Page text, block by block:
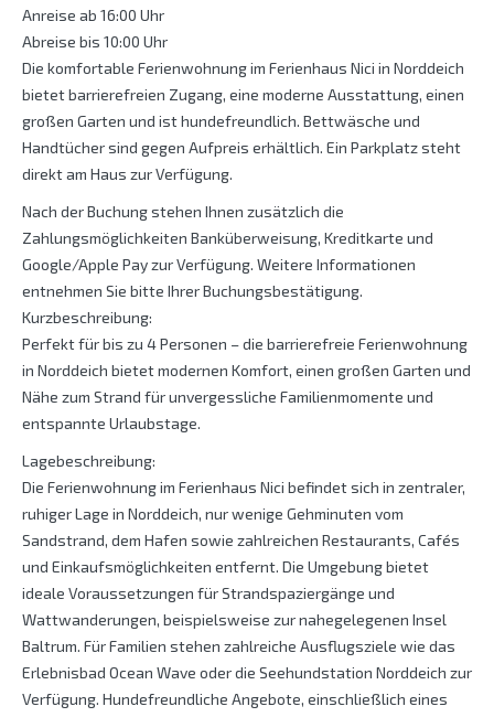
Anreise ab 16:00 Uhr
Abreise bis 10:00 Uhr
Die komfortable Ferienwohnung im Ferienhaus Nici in Norddeich
bietet barrierefreien Zugang, eine moderne Ausstattung, einen
großen Garten und ist hundefreundlich. Bettwäsche und
Handtücher sind gegen Aufpreis erhältlich. Ein Parkplatz steht
direkt am Haus zur Verfügung.
Nach der Buchung stehen Ihnen zusätzlich die
Zahlungsmöglichkeiten Banküberweisung, Kreditkarte und
Google/Apple Pay zur Verfügung. Weitere Informationen
entnehmen Sie bitte Ihrer Buchungsbestätigung.
Kurzbeschreibung:
Perfekt für bis zu 4 Personen – die barrierefreie Ferienwohnung
in Norddeich bietet modernen Komfort, einen großen Garten und
Nähe zum Strand für unvergessliche Familienmomente und
entspannte Urlaubstage.
Lagebeschreibung:
Die Ferienwohnung im Ferienhaus Nici befindet sich in zentraler,
ruhiger Lage in Norddeich, nur wenige Gehminuten vom
Sandstrand, dem Hafen sowie zahlreichen Restaurants, Cafés
und Einkaufsmöglichkeiten entfernt. Die Umgebung bietet
ideale Voraussetzungen für Strandspaziergänge und
Wattwanderungen, beispielsweise zur nahegelegenen Insel
Baltrum. Für Familien stehen zahlreiche Ausflugsziele wie das
Erlebnisbad Ocean Wave oder die Seehundstation Norddeich zur
Verfügung. Hundefreundliche Angebote, einschließlich eines